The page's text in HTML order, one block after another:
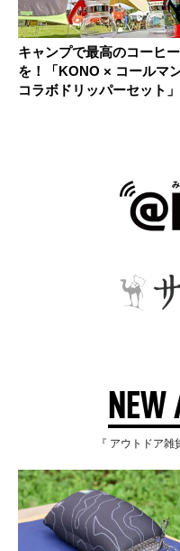
キャンプで最高のコーヒー
を！「KONO × コールマ
コラボドリッパーセット
NEW
『 アウトドア